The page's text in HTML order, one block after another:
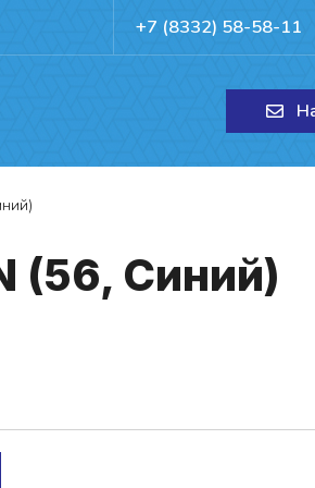
+7 (8332) 58-58-11
(56, Си­ний)